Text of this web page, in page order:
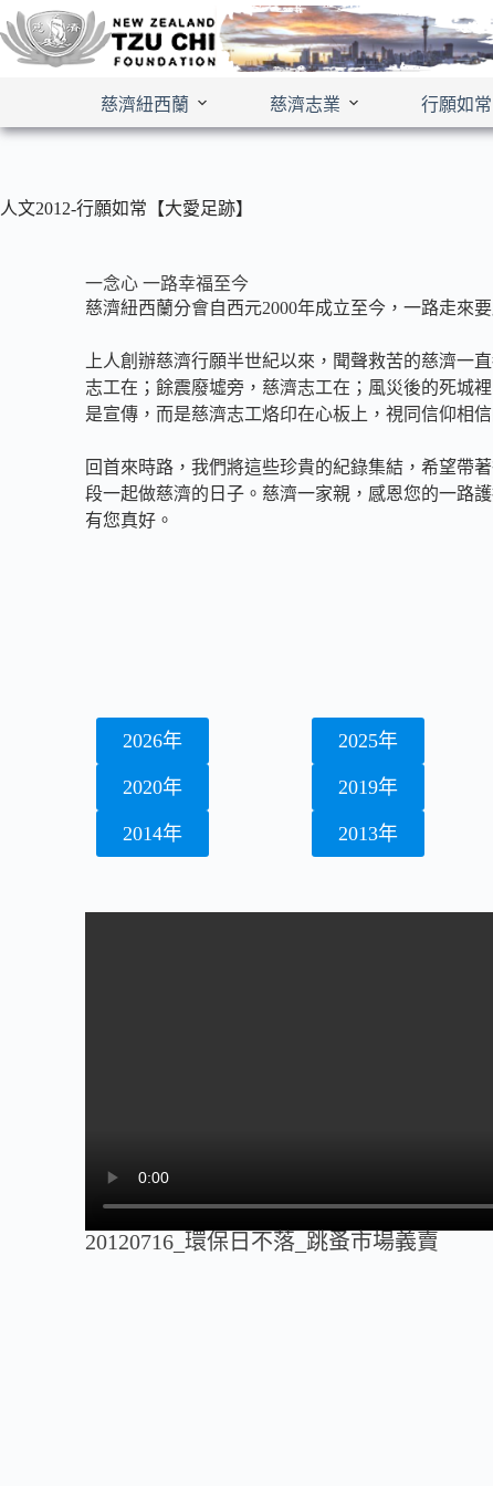
慈濟紐西蘭 慈濟志業 行願如常
人文2012-行願如常【大愛足跡】
一念心 一路幸福至今
慈濟紐西蘭分會自西元2000年成立至今，一路走來
上人創辦慈濟行願半世紀以來，聞聲救苦的慈濟一
志工在；餘震廢墟旁，慈濟志工在；風災後的死城
是宣傳，而是慈濟志工烙印在心板上，視同信仰相信
回首來時路，我們將這些珍貴的紀錄集結，希望帶
段一起做慈濟的日子。慈濟一家親，感恩您的一路
有您真好。​
2026年 2025年
2020年 2019年
2014年 2013年
20120716_環保日不落_跳蚤市場義賣